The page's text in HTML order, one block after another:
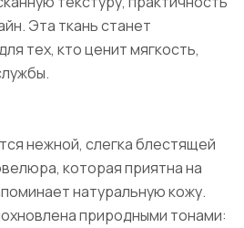
Эта ткань станет
тех, кто ценит мягкость,
нежной, слегка блестящей
которая приятна на
натуральную кожу.
природными тонами: